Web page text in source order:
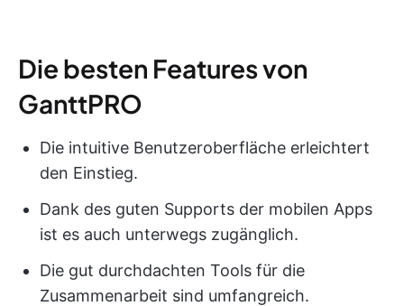
Die besten Features von
GanttPRO
Die intuitive Benutzeroberfläche erleichtert
den Einstieg.
Dank des guten Supports der mobilen Apps
ist es auch unterwegs zugänglich.
Die gut durchdachten Tools für die
Zusammenarbeit sind umfangreich.